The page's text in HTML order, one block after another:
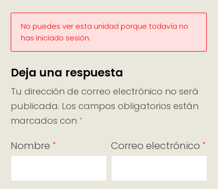
No puedes ver esta unidad porque todavía no
has iniciado sesión.
Deja una respuesta
Tu dirección de correo electrónico no será
publicada. Los campos obligatorios están
marcados con *
Nombre * Correo electrónico *